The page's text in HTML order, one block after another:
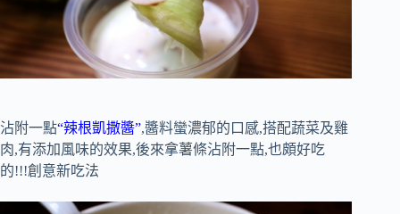
沾附一點“辣根凱撒醬”,醬料蠻濃郁的口感,搭配蔬菜及雞
肉,有添加風味的效果,後來拿薯條沾附一點,也頗好吃
的!!!創意新吃法